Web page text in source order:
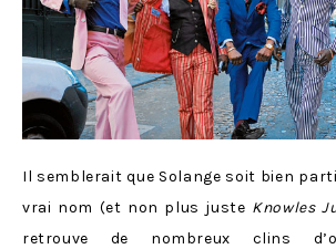
Il semblerait que Solange soit bien
vrai nom (et non plus juste Knowles
retrouve de nombreux clins